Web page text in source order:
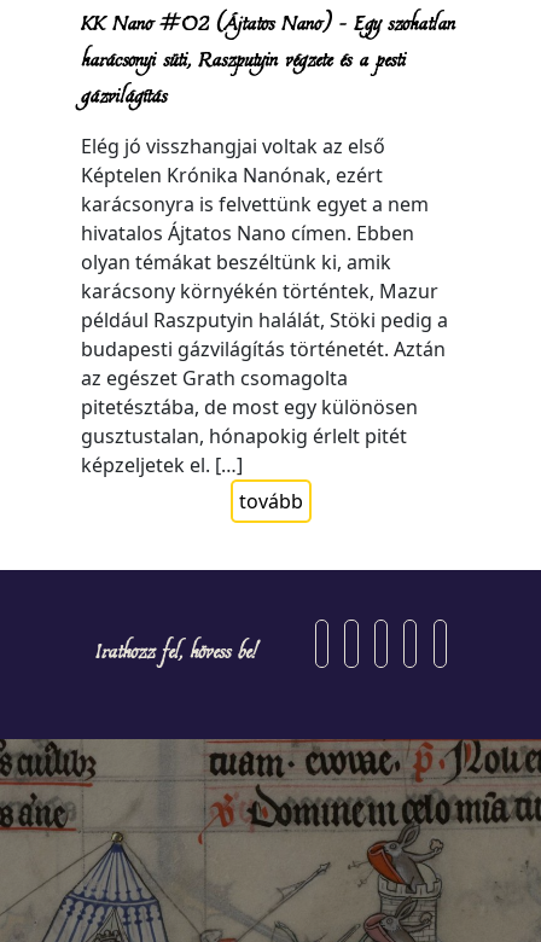
KK Nano #02 (Ájtatos Nano) – Egy szokatlan
karácsonyi süti, Raszputyin végzete és a pesti
gázvilágítás
Elég jó visszhangjai voltak az első
Képtelen Krónika Nanónak, ezért
karácsonyra is felvettünk egyet a nem
hivatalos Ájtatos Nano címen. Ebben
olyan témákat beszéltünk ki, amik
karácsony környékén történtek, Mazur
például Raszputyin halálát, Stöki pedig a
budapesti gázvilágítás történetét. Aztán
az egészet Grath csomagolta
pitetésztába, de most egy különösen
gusztustalan, hónapokig érlelt pitét
képzeljetek el. […]
tovább
Iratkozz fel, kövess be!